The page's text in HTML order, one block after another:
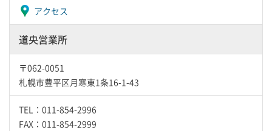
アクセス
道央営業所
〒062-0051
札幌市豊平区月寒東1条16-1-43
TEL：011-854-2996
FAX：011-854-2999